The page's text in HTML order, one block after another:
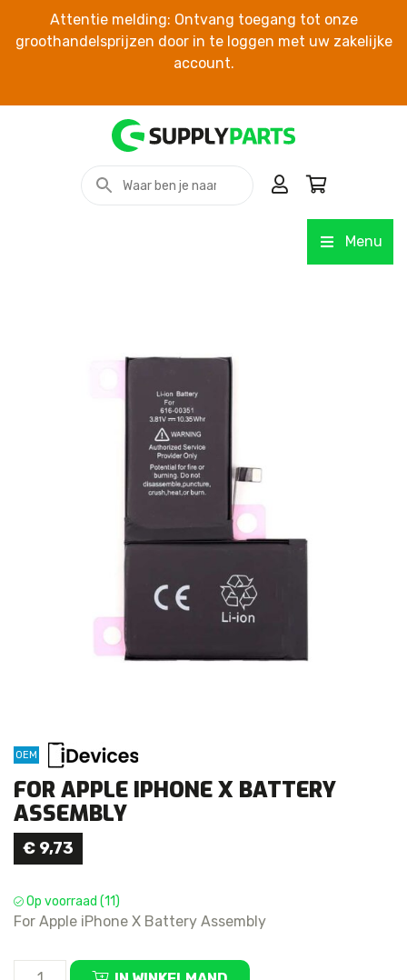
Attentie melding: Ontvang toegang tot onze
groothandelsprijzen door in te loggen met uw zakelijke
account.
Menu
OEM
FOR APPLE IPHONE X BATTERY
ASSEMBLY
€ 9,73
Op voorraad (11)
For Apple iPhone X Battery Assembly